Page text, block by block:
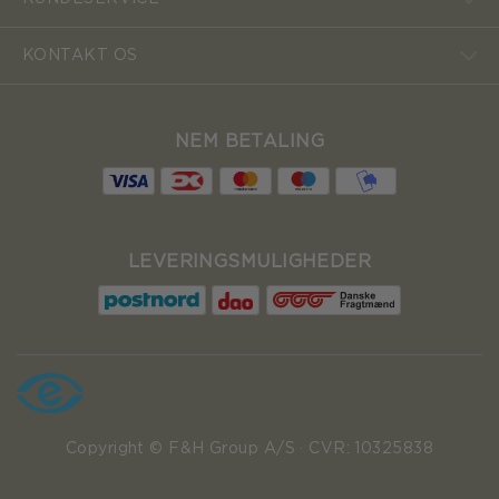
KONTAKT OS
NEM BETALING
LEVERINGSMULIGHEDER
Copyright © F&H Group A/S · CVR: 10325838